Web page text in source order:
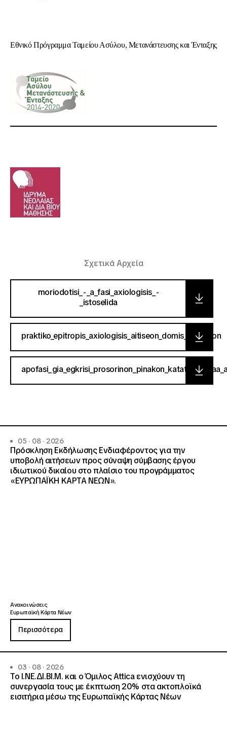
Εθνικό Πρόγραμμα Ταμείου Ασύλου, Μετανάστευσης και Ένταξης
Σχετικά Αρχεία
moriodotisi_-_a_fasi_axiologisis_-
_istoselida
praktiko_epitropis_axiologisis_aitiseon_domis_anogeion
05 · 08 · 2026
Πρόσκληση Εκδήλωσης Ενδιαφέροντος για την
υποβολή αιτήσεων προς σύναψη σύμβασης έργου
ιδιωτικού δικαίου στο πλαίσιο του προγράμματος
«ΕΥΡΩΠΑΪΚΗ ΚΑΡΤΑ ΝΕΩΝ».
Ανακοινώσεις
Ευρωπαϊκή Κάρτα Νέων
Περισσότερα
03 · 08 · 2026
Το Ι.ΝΕ.ΔΙ.ΒΙ.Μ. και o Όμιλος Attica ενισχύουν τη
συνεργασία τους με έκπτωση 20% στα ακτοπλοϊκά
εισιτήρια μέσω της Ευρωπαϊκής Κάρτας Νέων